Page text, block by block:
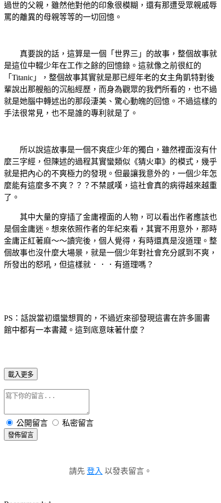
過世的父親，雖然他對他的印象很模糊，還有那遭受眾親戚辱
罵的離異的母親等等的一切回憶。
真要說的話，這算是一個「世界三」的故事，整個故事就
是這位中輟少年在工作之餘的回憶錄。這就像之前很紅的
「Titanic」，整個故事其實就是那已經年老的女主角凱特對後
輩說出那艘船的沉船經歷，而身為觀眾的我們所看的，也不過
就是她腦中轉述出的那段淒美、驚心動魄的回憶。不過這樣的
手法很常見，也不是誰的專利就是了。
所以說這故事是一個不爽症少年的獨白，雖然裡面沒有什
麼三字經，但陳述的過程其實蠻類似《猜火車》的模式，幾乎
就是把內心的不爽極力的發現。但最讓我意外的，一個少年怎
麼能有這麼多不爽？？？不禁感嘆，這社會真的病得越來越重
了。
其中大量的穿插了金庸裡面的人物，可以看出作者應該也
是個金庸迷。想來依照作者的年紀來看，其實不用意外，那時
金庸正紅著麻～～讀完後 ，個人覺得，有時還真是沒道理。整
個故事也沒什麼大場景，就是一個少年對社會充分感到不爽，
所發出的怒吼，但這樣就．．．有道理嗎？
PS： 話說當初還蠻想買的，不過近來卻發現這書在許多圖書
館中都有一本書藏。這到底意味著什麼？
載入更多
公開留言 私密留言
發佈留言
請先 登入 以發表留言。